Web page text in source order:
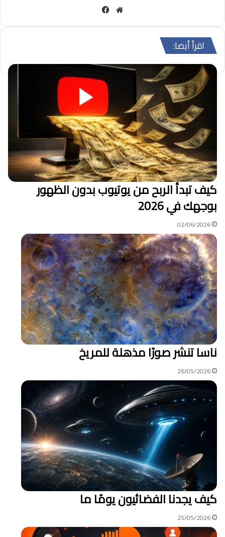
مو
اقرأ أيضا:
كيف تبدأ الربح من يوتيوب بدون الظهور
بوجهك في 2026
02/06/2026
ناسا تنشر صورًا مذهلة للمريخ
26/05/2026
كيف يجدنا الفضائيون يومًا ما
25/05/2026